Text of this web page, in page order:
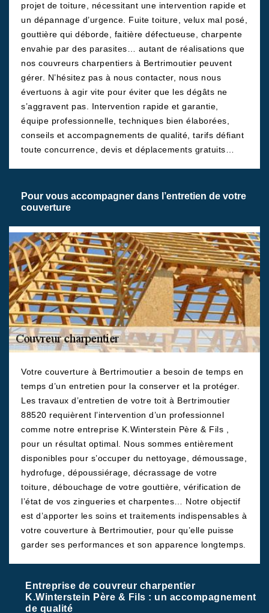
projet de toiture, nécessitant une intervention rapide et
un dépannage d’urgence. Fuite toiture, velux mal posé,
gouttière qui déborde, faitière défectueuse, charpente
envahie par des parasites… autant de réalisations que
nos couvreurs charpentiers à Bertrimoutier peuvent
gérer. N’hésitez pas à nous contacter, nous nous
évertuons à agir vite pour éviter que les dégâts ne
s’aggravent pas. Intervention rapide et garantie,
équipe professionnelle, techniques bien élaborées,
conseils et accompagnements de qualité, tarifs défiant
toute concurrence, devis et déplacements gratuits…
Pour vous accompagner dans l’entretien de votre
couverture
Votre couverture à Bertrimoutier a besoin de temps en
temps d’un entretien pour la conserver et la protéger.
Les travaux d’entretien de votre toit à Bertrimoutier
88520 requièrent l’intervention d’un professionnel
comme notre entreprise K.Winterstein Père & Fils ,
pour un résultat optimal. Nous sommes entièrement
disponibles pour s’occuper du nettoyage, démoussage,
hydrofuge, dépoussiérage, décrassage de votre
toiture, débouchage de votre gouttière, vérification de
l’état de vos zingueries et charpentes… Notre objectif
est d’apporter les soins et traitements indispensables à
votre couverture à Bertrimoutier, pour qu’elle puisse
garder ses performances et son apparence longtemps.
Entreprise de couvreur charpentier
K.Winterstein Père & Fils : un accompagnement
de qualité